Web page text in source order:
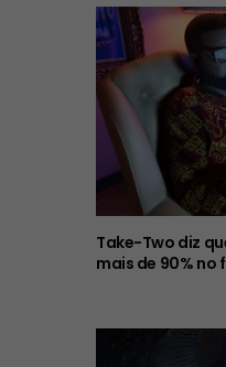
Take-Two diz
mais de 90%